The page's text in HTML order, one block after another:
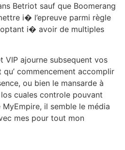
Betriot sauf que Boomerang
i� l’epreuve parmi règle
i� avoir de multiples
VIP ajourne subsequent vos
commencement accomplir
ou bien le mansarde à
cuales controle pouvant
il semble le média
mes pour tout mon